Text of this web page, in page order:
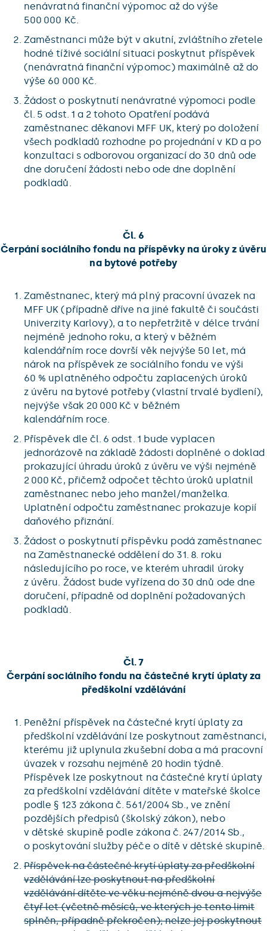
nenávratná finanční výpomoc až do výše
500 000 Kč.
Zaměstnanci může být v akutní, zvláštního zřetele
hodné tíživé sociální situaci poskytnut příspěvek
(nenávratná finanční výpomoc) maximálně až do
výše 60 000 Kč.
Žádost o poskytnutí nenávratné výpomoci podle
čl. 5 odst. 1 a 2 tohoto Opatření podává
zaměstnanec děkanovi MFF UK, který po doložení
všech podkladů rozhodne po projednání v KD a po
konzultaci s odborovou organizací do 30 dnů ode
dne doručení žádosti nebo ode dne doplnění
podkladů.
Čl. 6
Čerpání sociálního fondu na příspěvky na úroky z úvěru
na bytové potřeby
Zaměstnanec, který má plný pracovní úvazek na
MFF UK (případně dříve na jiné fakultě či součásti
Univerzity Karlovy), a to nepřetržitě v délce trvání
nejméně jednoho roku, a který v běžném
kalendářním roce dovrší věk nejvýše 50 let, má
nárok na příspěvek ze sociálního fondu ve výši
60 % uplatněného odpočtu zaplacených úroků
z úvěru na bytové potřeby (vlastní trvalé bydlení),
nejvýše však 20 000 Kč v běžném
kalendářním roce.
Příspěvek dle čl. 6 odst. 1 bude vyplacen
jednorázově na základě žádosti doplněné o doklad
prokazující úhradu úroků z úvěru ve výši nejméně
2 000 Kč, přičemž odpočet těchto úroků uplatnil
zaměstnanec nebo jeho manžel/manželka.
Uplatnění odpočtu zaměstnanec prokazuje kopií
daňového přiznání.
Žádost o poskytnutí příspěvku podá zaměstnanec
na Zaměstnanecké oddělení do 31. 8. roku
následujícího po roce, ve kterém uhradil úroky
z úvěru. Žádost bude vyřízena do 30 dnů ode dne
doručení, případně od doplnění požadovaných
podkladů.
Čl. 7
Čerpání sociálního fondu na částečné krytí úplaty za
předškolní vzdělávání
Peněžní příspěvek na částečné krytí úplaty za
předškolní vzdělávání lze poskytnout zaměstnanci,
kterému již uplynula zkušební doba a má pracovní
úvazek v rozsahu nejméně 20 hodin týdně.
Příspěvek lze poskytnout na částečné krytí úplaty
za předškolní vzdělávání dítěte v mateřské školce
podle § 123 zákona č. 561/2004 Sb., ve znění
pozdějších předpisů (školský zákon), nebo
v dětské skupině podle zákona č. 247/2014 Sb.,
o poskytování služby péče o dítě v dětské skupině.
Příspěvek na částečné krytí úplaty za předškolní
vzdělávání lze poskytnout na předškolní
vzdělávání dítěte ve věku nejméně dvou a nejvýše
čtyř let (včetně měsíců, ve kterých je tento limit
splněn, případně překročen); nelze jej poskytnout